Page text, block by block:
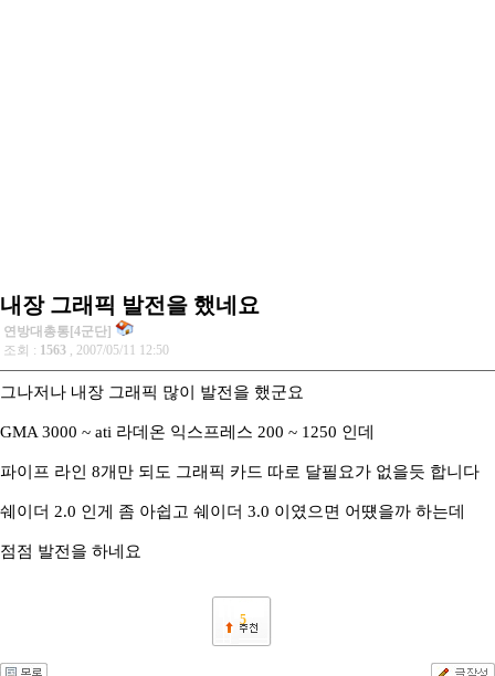
내장 그래픽 발전을 했네요
연방대총통[4군단]
조회 : 1563 , 2007/05/11 12:50
그나저나 내장 그래픽 많이 발전을 했군요
GMA 3000 ~ ati 라데온 익스프레스 200 ~ 1250 인데
파이프 라인 8개만 되도 그래픽 카드 따로 달필요가 없을듯 합니다
쉐이더 2.0 인게 좀 아쉽고 쉐이더 3.0 이였으면 어떘을까 하는데
점점 발전을 하네요
5